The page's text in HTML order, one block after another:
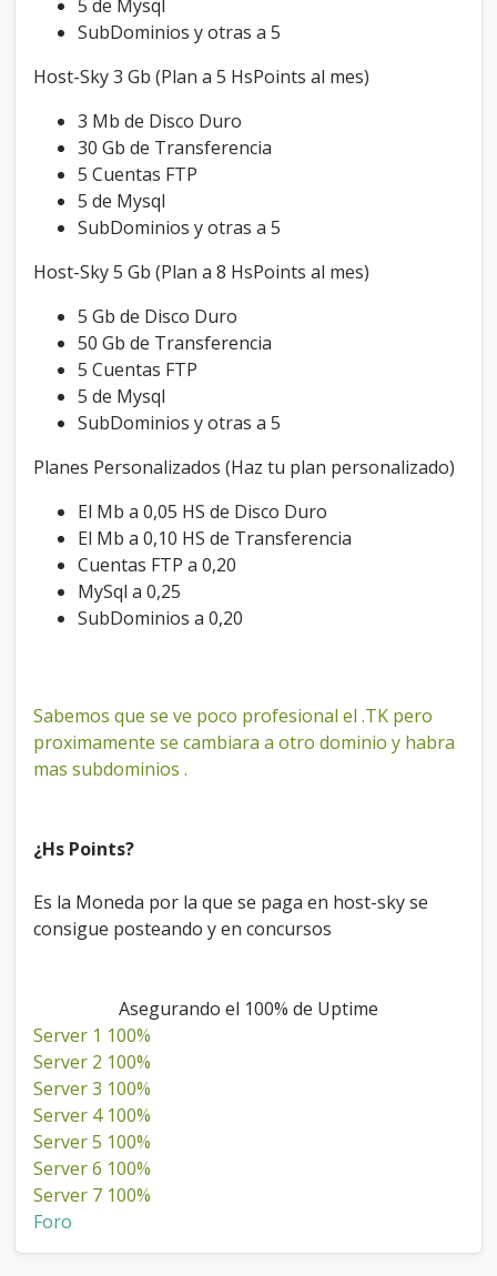
5 de Mysql
SubDominios y otras a 5
Host-Sky 3 Gb (Plan a 5 HsPoints al mes)
3 Mb de Disco Duro
30 Gb de Transferencia
5 Cuentas FTP
5 de Mysql
SubDominios y otras a 5
Host-Sky 5 Gb (Plan a 8 HsPoints al mes)
5 Gb de Disco Duro
50 Gb de Transferencia
5 Cuentas FTP
5 de Mysql
SubDominios y otras a 5
Planes Personalizados (Haz tu plan personalizado)
El Mb a 0,05 HS de Disco Duro
El Mb a 0,10 HS de Transferencia
Cuentas FTP a 0,20
MySql a 0,25
SubDominios a 0,20
Sabemos que se ve poco profesional el .TK pero
proximamente se cambiara a otro dominio y habra
mas subdominios .
¿Hs Points?
Es la Moneda por la que se paga en host-sky se
consigue posteando y en concursos
Asegurando el 100% de Uptime
Server 1 100%
Server 2 100%
Server 3 100%
Server 4 100%
Server 5 100%
Server 6 100%
Server 7 100%
Foro